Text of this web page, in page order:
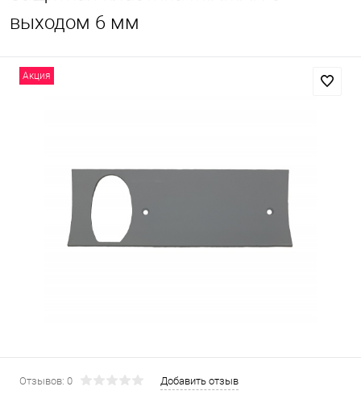
выходом 6 мм
Акция
Отзывов: 0 Добавить отзыв